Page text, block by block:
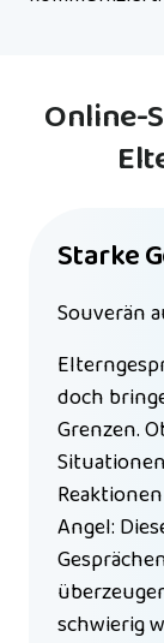
Online-
Starke
Souverän
doch
Grenzen.
Angel:
schwierig